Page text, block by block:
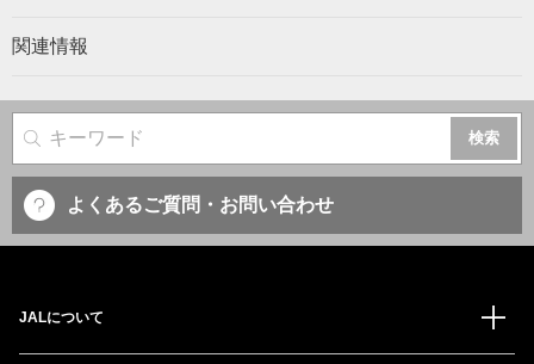
関連情報
サイト内検索
よくあるご質問・お問い合わせ
JALについて